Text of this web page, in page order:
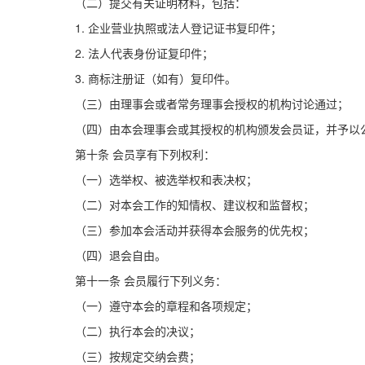
1. 企业营业执照或法人登记证书复印件；
2. 法人代表身份证复印件；
3. 商标注册证（如有）复印件。
（三）由理事会或者常务理事会授权的机构讨论通过；
（四）由本会理事会或其授权的机构颁发会员证，并予以
第十条 会员享有下列权利：
（一）选举权、被选举权和表决权；
（二）对本会工作的知情权、建议权和监督权；
（三）参加本会活动并获得本会服务的优先权；
（四）退会自由。
第十一条 会员履行下列义务：
（一）遵守本会的章程和各项规定；
（二）执行本会的决议；
（三）按规定交纳会费；